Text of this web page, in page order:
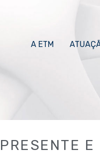
A ETM
E